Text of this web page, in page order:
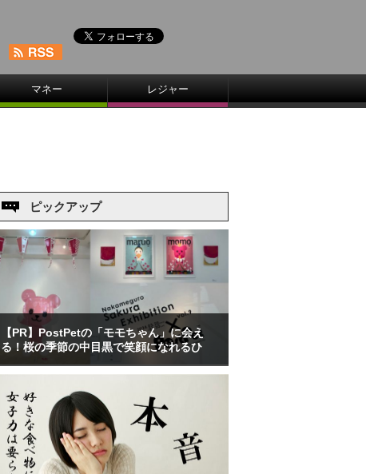
マネー レジャー
ピックアップ
【PR】PostPetの「モモちゃん」に会え
る！桜の季節の中目黒で笑顔になれるひ